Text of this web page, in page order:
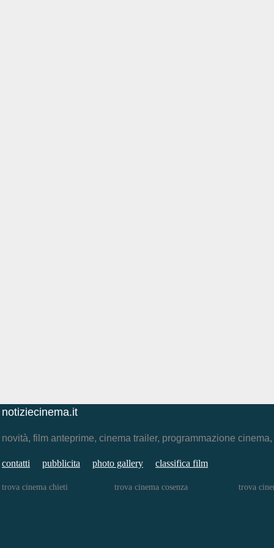
notiziecinema.it
novità, film anteprime, cinema trailer, programmazione
contatti pubblicita photo gallery classifica film
trova cinema chieti trova cinema cosenza trova